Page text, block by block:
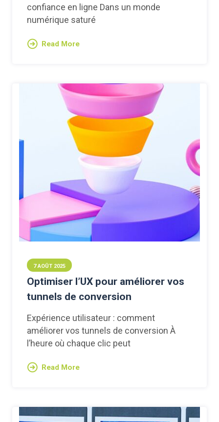
confiance en ligne Dans un monde
numérique saturé
Read More
7 AOÛT 2025
Optimiser l’UX pour améliorer vos
tunnels de conversion
Expérience utilisateur : comment
améliorer vos tunnels de conversion À
l’heure où chaque clic peut
Read More